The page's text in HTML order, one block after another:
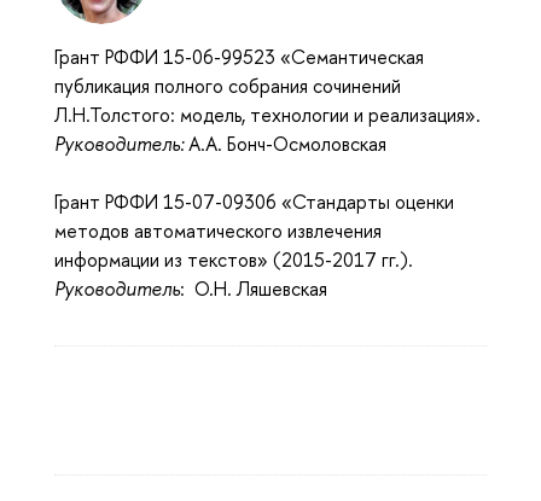
Грант РФФИ 15-06-99523 «Семантическая
публикация полного собрания сочинений
Л.Н.Толстого: модель, технологии и реализация».
Руководитель:А.А. Бонч-Осмоловская
Грант РФФИ 15-07-09306 «Стандарты оценки
методов автоматического извлечения
информации из текстов» (2015-2017 гг.).
Руководитель: О.Н. Ляшевская